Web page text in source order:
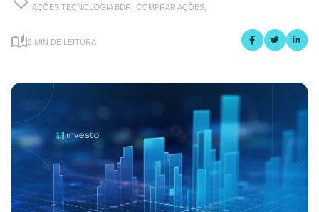
AÇÕES TECNOLOGIA BDR,
COMPRAR AÇÕES,
2 MIN DE LEITURA